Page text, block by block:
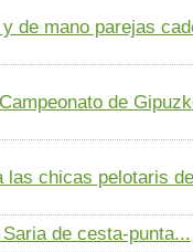
de mano parejas
de
las chicas pelotaris
de cesta-punta...